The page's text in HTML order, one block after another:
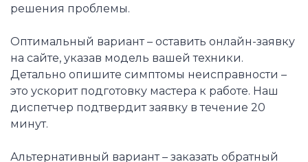
решения проблемы.
Оптимальный вариант – оставить онлайн-заявку
на сайте, указав модель вашей техники.
Детально опишите симптомы неисправности –
это ускорит подготовку мастера к работе. Наш
диспетчер подтвердит заявку в течение 20
минут.
Альтернативный вариант – заказать обратный